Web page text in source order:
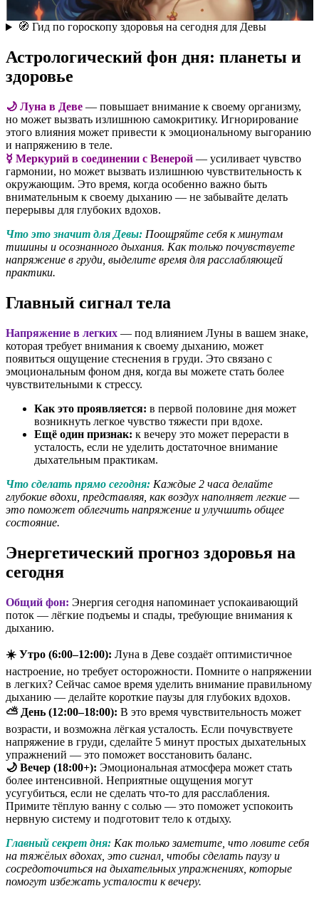
🧭 Гид по гороскопу здоровья на сегодня для Девы
Астрологический фон дня: планеты и
здоровье
🌙 Луна в Деве — повышает внимание к своему организму,
но может вызвать излишнюю самокритику. Игнорирование
этого влияния может привести к эмоциональному выгоранию
и напряжению в теле.
☿ Меркурий в соединении с Венерой — усиливает чувство
гармонии, но может вызвать излишнюю чувствительность к
окружающим. Это время, когда особенно важно быть
внимательным к своему дыханию — не забывайте делать
перерывы для глубоких вдохов.
Что это значит для Девы: Поощряйте себя к минутам
тишины и осознанного дыхания. Как только почувствуете
напряжение в груди, выделите время для расслабляющей
практики.
Главный сигнал тела
Напряжение в легких — под влиянием Луны в вашем знаке,
которая требует внимания к своему дыханию, может
появиться ощущение стеснения в груди. Это связано с
эмоциональным фоном дня, когда вы можете стать более
чувствительными к стрессу.
Как это проявляется: в первой половине дня может
возникнуть легкое чувство тяжести при вдохе.
Ещё один признак: к вечеру это может перерасти в
усталость, если не уделить достаточное внимание
дыхательным практикам.
Что сделать прямо сегодня: Каждые 2 часа делайте
глубокие вдохи, представляя, как воздух наполняет легкие —
это поможет облегчить напряжение и улучшить общее
состояние.
Энергетический прогноз здоровья на
сегодня
Общий фон: Энергия сегодня напоминает успокаивающий
поток — лёгкие подъемы и спады, требующие внимания к
дыханию.
☀️ Утро (6:00–12:00): Луна в Деве создаёт оптимистичное
настроение, но требует осторожности. Помните о напряжении
в легких? Сейчас самое время уделить внимание правильному
дыханию — делайте короткие паузы для глубоких вдохов.
⛅ День (12:00–18:00): В это время чувствительность может
возрасти, и возможна лёгкая усталость. Если почувствуете
напряжение в груди, сделайте 5 минут простых дыхательных
упражнений — это поможет восстановить баланс.
🌙 Вечер (18:00+): Эмоциональная атмосфера может стать
более интенсивной. Неприятные ощущения могут
усугубиться, если не сделать что-то для расслабления.
Примите тёплую ванну с солью — это поможет успокоить
нервную систему и подготовит тело к отдыху.
Главный секрет дня: Как только заметите, что ловите себя
на тяжёлых вдохах, это сигнал, чтобы сделать паузу и
сосредоточиться на дыхательных упражнениях, которые
помогут избежать усталости к вечеру.